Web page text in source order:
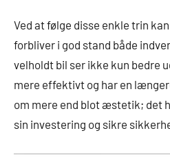
Ved at følge disse enkle trin
forbliver i god stand både
velholdt bil ser ikke kun bedre
mere effektivt og har en
om mere end blot æstetik; det
sin investering og sikre